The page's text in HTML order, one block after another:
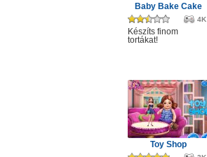
Baby Bake Cake
4K
Készíts finom
tortákat!
Toy Shop